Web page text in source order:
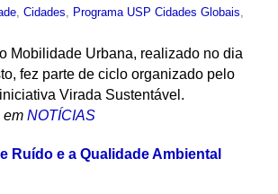
, Cidades, Programa USP Cidades Globais,
Mobilidade Urbana, realizado no dia
fez parte de ciclo organizado pelo
iniciativa Virada Sustentável.
em NOTÍCIAS
Ruído e a Qualidade Ambiental